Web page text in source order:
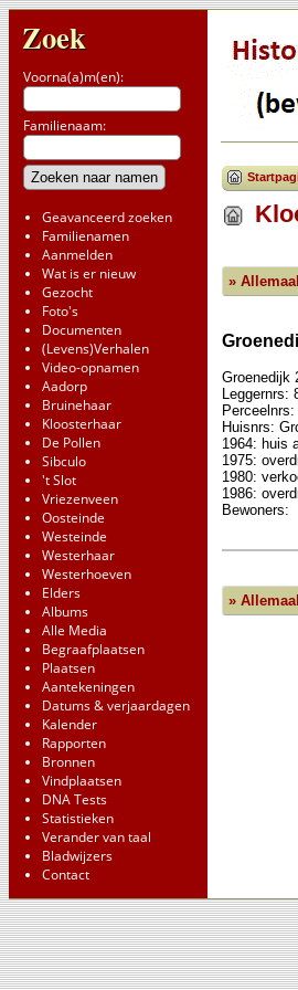
Zoek
Voorna(a)m(en):
Familienaam:
Geavanceerd zoeken
Familienamen
Aanmelden
Wat is er nieuw
Gezocht
Foto's
Documenten
(Levens)Verhalen
Video-opnamen
Aadorp
Bruinehaar
Kloosterhaar
De Pollen
Sibculo
't Slot
Vriezenveen
Oosteinde
Westeinde
Westerhaar
Westerhoeven
Elders
Albums
Alle Media
Begraafplaatsen
Plaatsen
Aantekeningen
Datums & verjaardagen
Kalender
Rapporten
Bronnen
Vindplaatsen
DNA Tests
Statistieken
Verander van taal
Bladwijzers
Contact
»
Groenedijk
Leggernrs:
Huisnrs:
1964: huis
1975:
1980:
1986:
Bewoners:
»